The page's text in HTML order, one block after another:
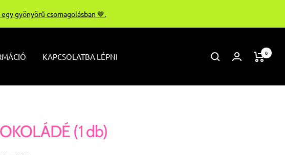
gyönyörű csomagolásban 🤎.
KAPCSOLATBA LÉPNI 0
(1 db)